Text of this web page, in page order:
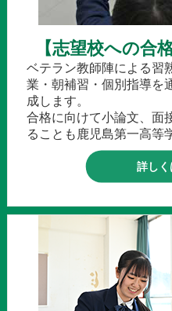
【志望校への合
ベテラン教師陣による習
業・朝補習・個別指導を
成します。
合格に向けて小論文、面
ることも鹿児島第一高等
詳しく